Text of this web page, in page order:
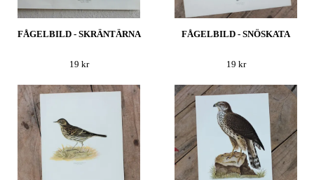
FÅGELBILD - SKRÄNTÄRNA
19 kr
FÅGELBILD - SNÖSKATA
19 kr